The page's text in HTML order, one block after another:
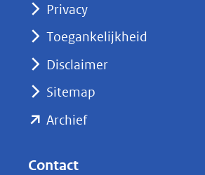
nieuw
naar
Privacy
Toegankelijkheid
Disclaimer
Sitemap
Archief(opent
Contact